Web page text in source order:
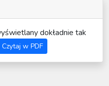
dokładnie tak
Czytaj w PDF